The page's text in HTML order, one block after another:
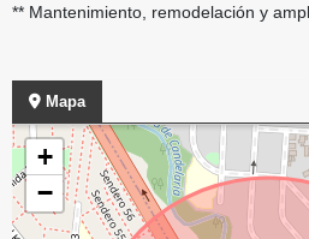
** Mantenimiento, remodelación y
Mapa
+
−